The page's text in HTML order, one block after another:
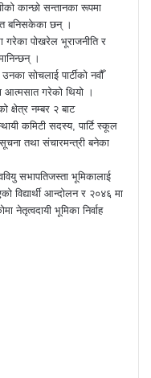
कान्छो सन्तानका रूपमा
बनिसकेका छन् ।
गरेका पोखरेल भूराजनीति र
।
सोचलाई पार्टीको नवौँ
आत्मसात गरेको थियो ।
क्षेत्र नम्बर २ बाट
कमिटी सदस्य, पार्टि स्कूल
तथा संचारमन्त्री बनेका
सभापतिजस्ता भूमिकालाई
विद्यार्थी आन्दोलन र २०४६ मा
नेतृत्वदायी भूमिका निर्वाह